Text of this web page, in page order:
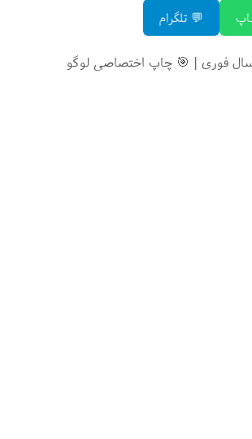
💬 تلگرام
فوری | 🎯 چاپ اختصاصی لوگو